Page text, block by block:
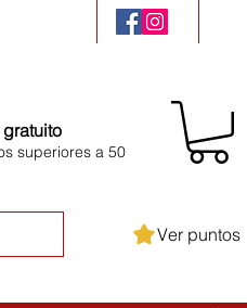
superiores a 50
Ver puntos